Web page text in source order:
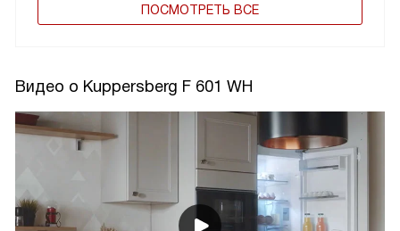
ПОCМОТРЕТЬ ВСЕ
Видео о Kuppersberg F 601 WH